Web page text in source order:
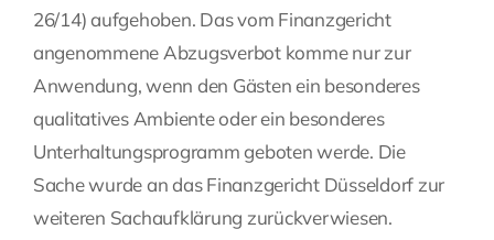
26/14) aufgehoben. Das vom Finanzgericht
angenommene Abzugsverbot komme nur zur
Anwendung, wenn den Gästen ein besonderes
qualitatives Ambiente oder ein besonderes
Unterhaltungsprogramm geboten werde. Die
Sache wurde an das Finanzgericht Düsseldorf zur
weiteren Sachaufklärung zurückverwiesen.